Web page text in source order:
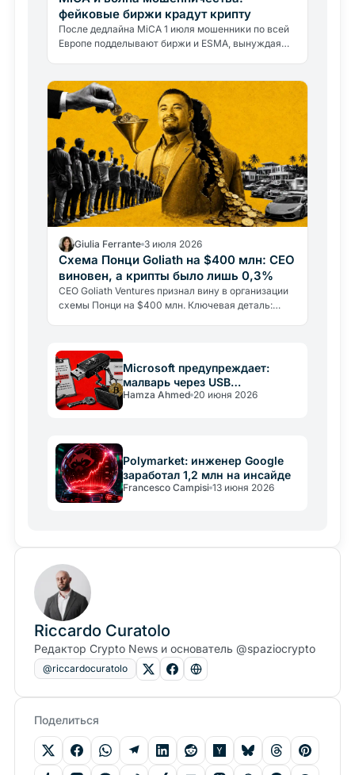
фейковые биржи крадут крипту
После дедлайна MiCA 1 июля мошенники по всей
Европе подделывают биржи и ESMA, вынуждая
Giulia Ferrante 3 июля 2026
Схема Понци Goliath на $400 млн: CEO
виновен, а крипты было лишь 0,3%
CEO Goliath Ventures признал вину в организации
схемы Понци на $400 млн. Ключевая деталь:
Microsoft предупреждает:
малварь через USB
опустошает крипто-кошельки
Hamza Ahmed 20 июня 2026
Polymarket: инженер Google
заработал 1,2 млн на инсайде
Francesco Campisi 13 июня 2026
Riccardo Curatolo
Редактор Crypto News и основатель @spaziocrypto
@riccardocuratolo
Поделиться